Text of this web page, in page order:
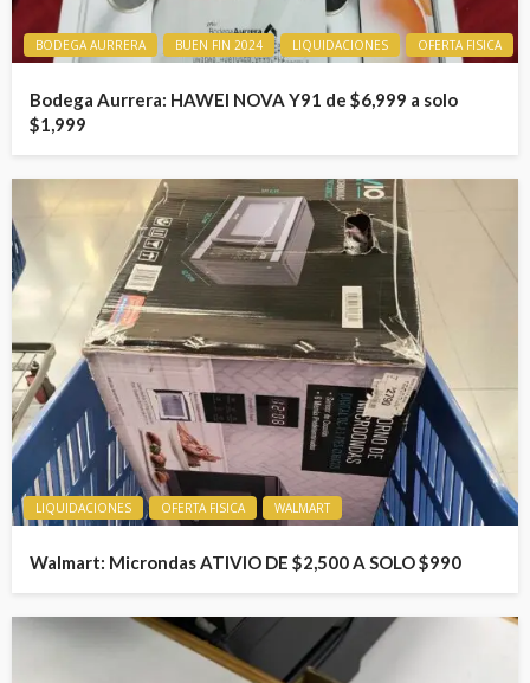
BODEGA AURRERA BUEN FIN 2024 LIQUIDACIONES OFERTA FISICA
Bodega Aurrera: HAWEI NOVA Y91 de $6,999 a solo
$1,999
LIQUIDACIONES OFERTA FISICA WALMART
Walmart: Microndas ATIVIO DE $2,500 A SOLO $990